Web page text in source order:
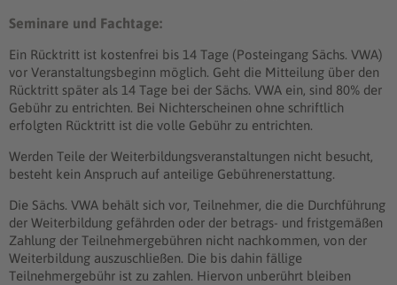
Seminare und Fachtage:
Ein Rücktritt ist kostenfrei bis 14 Tage (Posteingang Sächs. VWA)
vor Veranstaltungsbeginn möglich. Geht die Mitteilung über den
Rücktritt später als 14 Tage bei der Sächs. VWA ein, sind 80% der
Gebühr zu entrichten. Bei Nichterscheinen ohne schriftlich
erfolgten Rücktritt ist die volle Gebühr zu entrichten.
Werden Teile der Weiterbildungsveranstaltungen nicht besucht,
besteht kein Anspruch auf anteilige Gebührenerstattung.
Die Sächs. VWA behält sich vor, Teilnehmer, die die Durchführung
der Weiterbildung gefährden oder der betrags- und fristgemäßen
Zahlung der Teilnehmergebühren nicht nachkommen, von der
Weiterbildung auszuschließen. Die bis dahin fällige
Teilnehmergebühr ist zu zahlen. Hiervon unberührt bleiben